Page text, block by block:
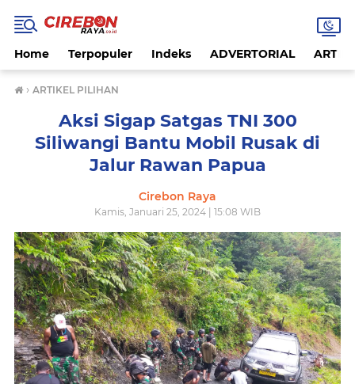
Home Terpopuler Indeks ADVERTORIAL
› ARTIKEL PILIHAN
Aksi Sigap Satgas TNI 300
Siliwangi Bantu Mobil Rusak di
Jalur Rawan Papua
Cirebon Raya
Kamis, Januari 25, 2024 | 15:08 WIB